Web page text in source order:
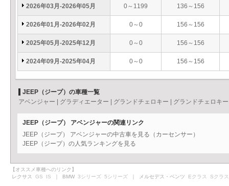
2026年03月-2026年05月 0～1199 136～156
2026年01月-2026年02月 0～0 156～156
2025年05月-2025年12月 0～0 156～156
2024年09月-2025年04月 0～0 156～156
JEEP（ジープ）の車種一覧
アベンジャー
グラディエーター グランドチェロキー グランドチェロキ
JEEP（ジープ） アベンジャーの関連リンク
JEEP（ジープ） アベンジャーの中古車を見る（カーセンサー）
JEEP（ジープ）の人気ランキングを見る
【オススメ車種へのリンク】
レクサス GS IS ｜ BMW 3シリーズ 5シリーズ ｜ メルセデス・ベンツ Eクラス Sクラス